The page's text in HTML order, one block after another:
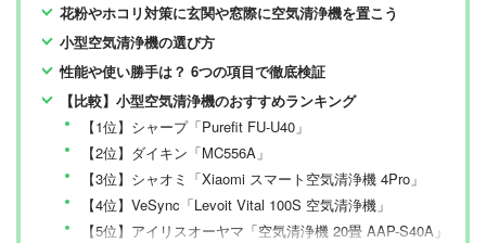
花粉やホコリ対策に玄関や窓際に空気清浄機を置こう
小型空気清浄機の選び方
性能や使い勝手は？ 6つの項目で徹底検証
【比較】小型空気清浄機のおすすめランキング
【1位】シャープ「Purefit FU-U40」
【2位】ダイキン「MC556A」
【3位】シャオミ「Xiaomi スマート空気清浄機 4Pro」
【4位】VeSync「Levoit Vital 100S 空気清浄機」
【5位】アイリスオーヤマ「空気清浄機 20畳 AAP-S40A」